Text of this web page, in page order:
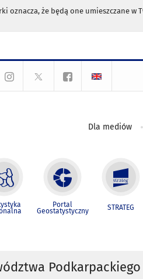
oznacza, że będą one umieszczane
Dla mediów
Portal
Geostatystyczny STRATEG
Podkarpackiego